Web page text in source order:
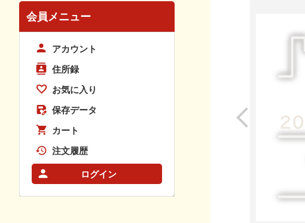
会員メニュー
アカウント
住所録
お気に入り
保存データ
カート
注文履歴
ログイン